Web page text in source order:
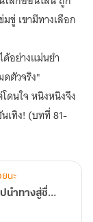
ขู่ เขามีทางเลือก
อย่างแม่นยำ
ดตัวจริง"
ดนใจ หนิงหนิงจึง
เทิง! (บทที่ 81-
นะ
แม่มดสาวทะลุมิติมาเป็นดาราตกอับ ใช้คำสาปนำทางสู่ชื่อเสียง